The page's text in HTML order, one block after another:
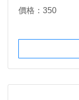
價格：350